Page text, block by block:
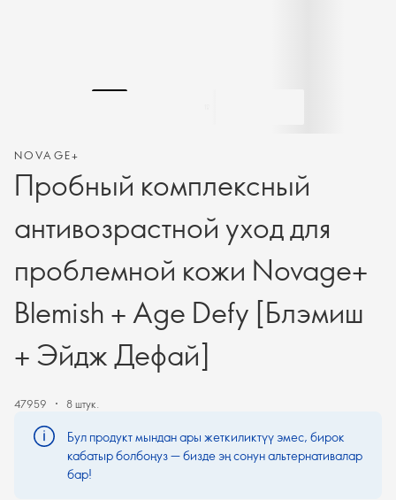
NOVAGE+
Пробный комплексный
антивозрастной уход для
проблемной кожи Novage+
Blemish + Age Defy [Блэмиш
+ Эйдж Дефай]
47959 8 штук.
Бул продукт мындан ары жеткиликтүү эмес, бирок
кабатыр болбоңуз — бизде эң сонун альтернативалар
бар!